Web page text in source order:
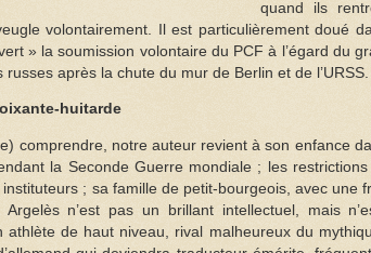
quand ils
volontairement. Il est particulièrement doué
» la soumission volontaire du PCF à l’égard du
russes après la chute du mur de Berlin et de l’URSS.
huitarde
comprendre, notre auteur revient à son enfance
la Seconde Guerre mondiale ; les
; sa famille de petit-bourgeois, avec une
Argelès n’est pas un brillant intellectuel, mais
athlète de haut niveau, rival malheureux du